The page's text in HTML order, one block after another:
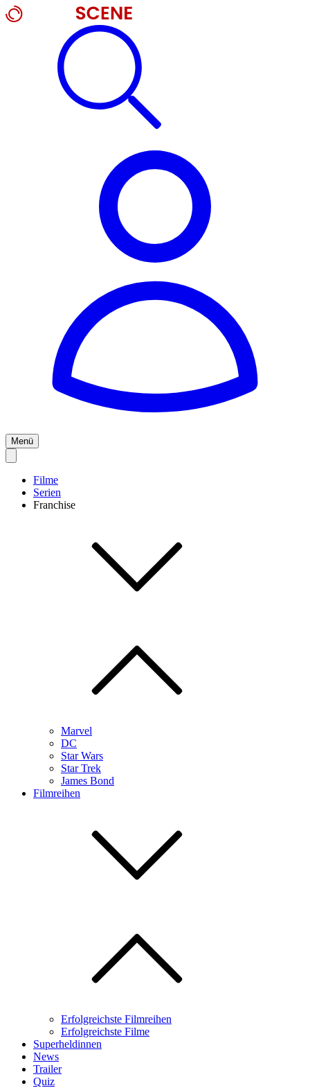
Menü
Filme
Serien
Franchise
Marvel
DC
Star Wars
Star Trek
James Bond
Filmreihen
Erfolgreichste Filmreihen
Erfolgreichste Filme
Superheldinnen
News
Trailer
Quiz